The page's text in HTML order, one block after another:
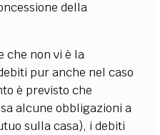
della
che non vi è la
pur anche nel caso
è previsto che
alcune obbligazioni a
sulla casa), i debiti